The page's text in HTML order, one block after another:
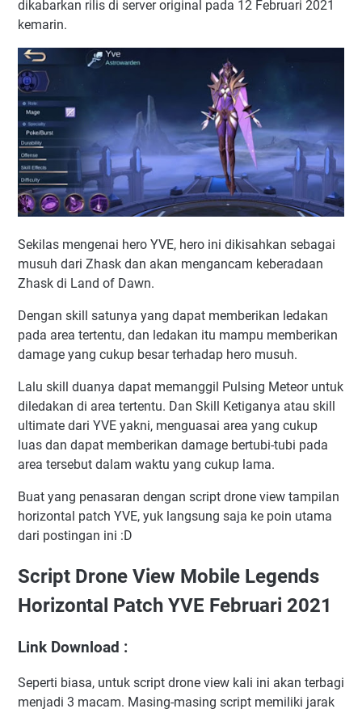
dikabarkan rilis di server original pada 12 Februari 2021
kemarin.
Sekilas mengenai hero YVE, hero ini dikisahkan sebagai
musuh dari Zhask dan akan mengancam keberadaan
Zhask di Land of Dawn.
Dengan skill satunya yang dapat memberikan ledakan
pada area tertentu, dan ledakan itu mampu memberikan
damage yang cukup besar terhadap hero musuh.
Lalu skill duanya dapat memanggil Pulsing Meteor untuk
diledakan di area tertentu. Dan Skill Ketiganya atau skill
ultimate dari YVE yakni, menguasai area yang cukup
luas dan dapat memberikan damage bertubi-tubi pada
area tersebut dalam waktu yang cukup lama.
Buat yang penasaran dengan script drone view tampilan
horizontal patch YVE, yuk langsung saja ke poin utama
dari postingan ini :D
Script Drone View Mobile Legends
Horizontal Patch YVE Februari 2021
Link Download :
Seperti biasa, untuk script drone view kali ini akan terbagi
menjadi 3 macam. Masing-masing script memiliki jarak